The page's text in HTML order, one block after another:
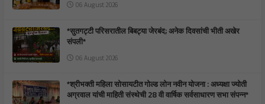
06 August 2026
*सुतगट्टी परिसरातील बिबट्या जेरबंद; अनेक दिवसांची भीती अखेर
संपली*
06 August 2026
*श्रीभक्ती महिला सोसायटीत गोल्ड लोन नवीन योजना : अध्यक्षा ज्योती
अग्रवाल यांची माहिती संस्थेची 28 वी वार्षिक सर्वसाधारण सभा संपन्न*